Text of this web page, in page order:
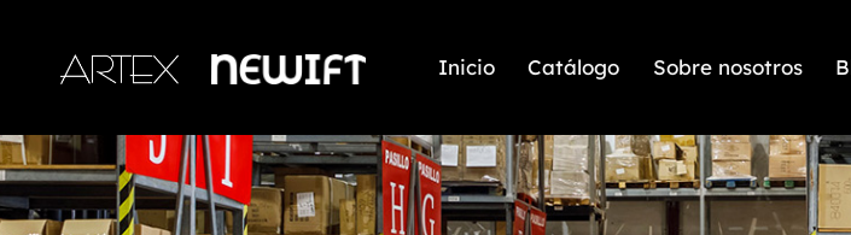
Inicio Catálogo Sobre nosotros